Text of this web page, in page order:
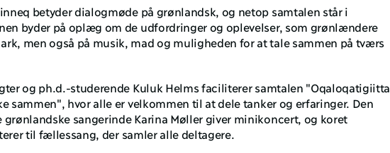
betyder dialogmøde på grønlandsk, og netop samtalen står i
byder på oplæg om de udfordringer og oplevelser, som grønlændere
men også på musik, mad og muligheden for at tale sammen på tværs
og ph.d.-studerende Kuluk Helms faciliterer samtalen "Oqaloqatigiitta
sammen", hvor alle er velkommen til at dele tanker og erfaringer. Den
grønlandske sangerinde Karina Møller giver minikoncert, og koret
til fællessang, der samler alle deltagere.